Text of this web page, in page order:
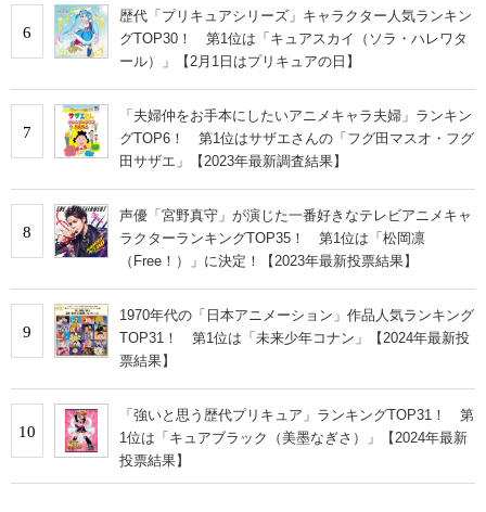
6
歴代「プリキュアシリーズ」キャラクター人気ランキン
グTOP30！ 第1位は「キュアスカイ（ソラ・ハレワタ
ール）」【2月1日はプリキュアの日】
7
「夫婦仲をお手本にしたいアニメキャラ夫婦」ランキン
グTOP6！ 第1位はサザエさんの「フグ田マスオ・フグ
田サザエ」【2023年最新調査結果】
8
声優「宮野真守」が演じた一番好きなテレビアニメキャ
ラクターランキングTOP35！ 第1位は「松岡凛
（Free！）」に決定！【2023年最新投票結果】
9
1970年代の「日本アニメーション」作品人気ランキング
TOP31！ 第1位は「未来少年コナン」【2024年最新投
票結果】
10
「強いと思う歴代プリキュア」ランキングTOP31！ 第
1位は「キュアブラック（美墨なぎさ）」【2024年最新
投票結果】